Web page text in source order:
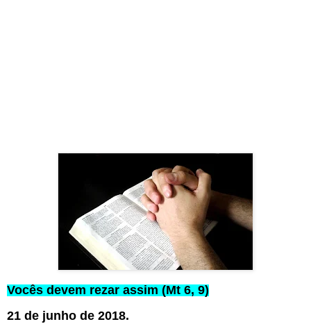
Vocês devem rezar assim (Mt 6, 9)
21 de junho de 2018.